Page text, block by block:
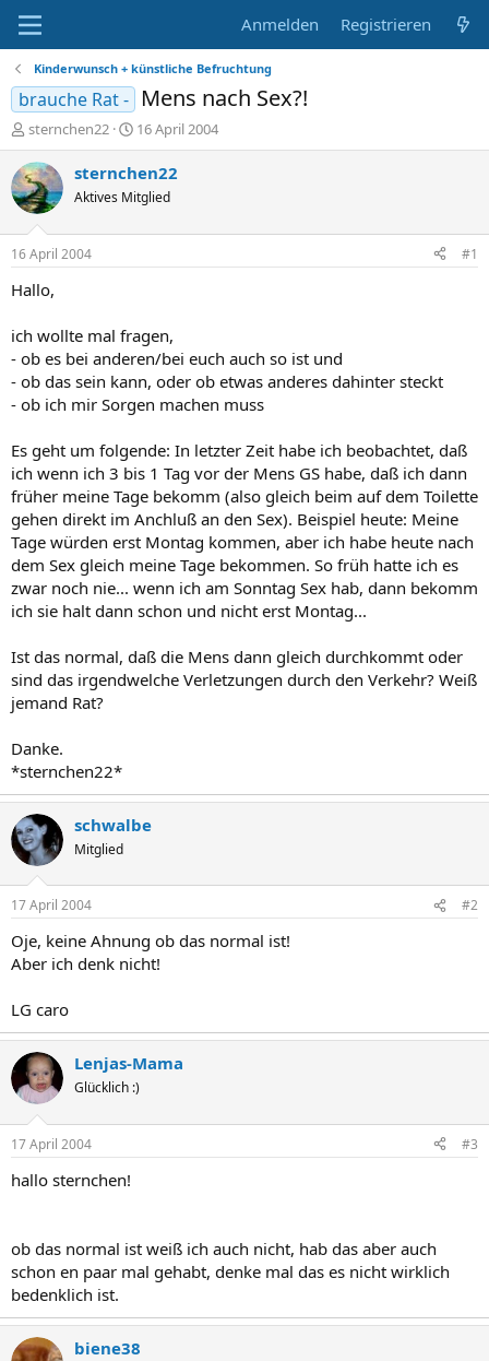
Anmelden Registrieren
Kinderwunsch + künstliche Befruchtung
brauche Rat - Mens nach Sex?!
E
r
s
t
e
e
r
sternchen22
E
r
s
e
t
16 April 2004
sternchen22
Aktives Mitglied
16 April 2004 #1
Hallo,
ich wollte mal fragen,
- ob es bei anderen/bei euch auch so ist und
- ob das sein kann, oder ob etwas anderes dahinter steckt
- ob ich mir Sorgen machen muss
Es geht um folgende: In letzter Zeit habe ich beobachtet, daß
ich wenn ich 3 bis 1 Tag vor der Mens GS habe, daß ich dann
früher meine Tage bekomm (also gleich beim auf dem Toilette
gehen direkt im Anchluß an den Sex). Beispiel heute: Meine
Tage würden erst Montag kommen, aber ich habe heute nach
dem Sex gleich meine Tage bekommen. So früh hatte ich es
zwar noch nie... wenn ich am Sonntag Sex hab, dann bekomm
ich sie halt dann schon und nicht erst Montag...
Ist das normal, daß die Mens dann gleich durchkommt oder
sind das irgendwelche Verletzungen durch den Verkehr? Weiß
jemand Rat?
Danke.
*sternchen22*
schwalbe
Mitglied
17 April 2004 #2
Oje, keine Ahnung ob das normal ist!
Aber ich denk nicht!
LG caro
Lenjas-Mama
Glücklich :)
17 April 2004 #3
hallo sternchen!
ob das normal ist weiß ich auch nicht, hab das aber auch
schon en paar mal gehabt, denke mal das es nicht wirklich
bedenklich ist.
biene38